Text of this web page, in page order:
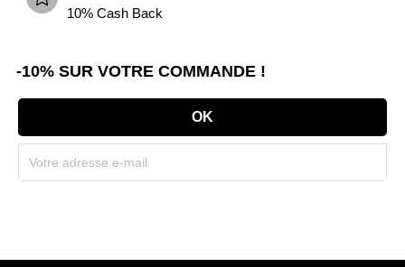
10% Cash Back
-10% SUR VOTRE COMMANDE !